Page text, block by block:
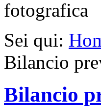
Sei qui:
Bilancio
Bilancio